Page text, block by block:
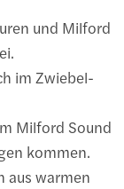
und Milford
im Zwiebel-
Milford Sound
kommen.
aus warmen